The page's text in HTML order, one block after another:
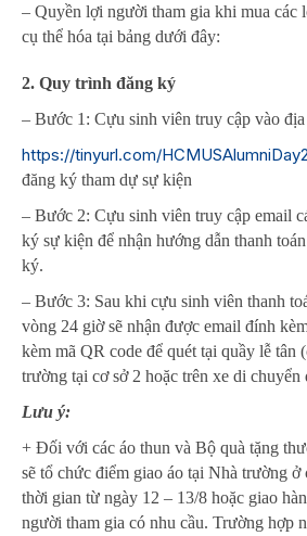
– Quyền lợi người tham gia khi mua các
cụ thể hóa tại bảng dưới đây:
2. Quy trình đăng ký
– Bước 1: Cựu sinh viên truy cập vào
https://tinyurl.com/
đăng ký tham dự sự kiện
– Bước 2: Cựu sinh viên truy cập email
ký sự kiện để nhận hướng dẫn thanh
ký.
– Bước 3: Sau khi cựu sinh viên thanh
vòng 24 giờ sẽ nhận được email đính
kèm mã QR code để quét tại quầy lễ tân
trường tại cơ sở 2 hoặc trên xe di chuyển
Lưu ý:
+ Đối với các áo thun và Bộ quà tặng
sẽ tổ chức điểm giao áo tại Nhà trường ở
thời gian từ ngày 12 – 13/8 hoặc giao
người tham gia có nhu cầu. Trường hợp